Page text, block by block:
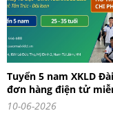
Tuyển 5 nam XKLD
đơn hàng điện tử
vị trí kỹ thuật viên
10-06-2026